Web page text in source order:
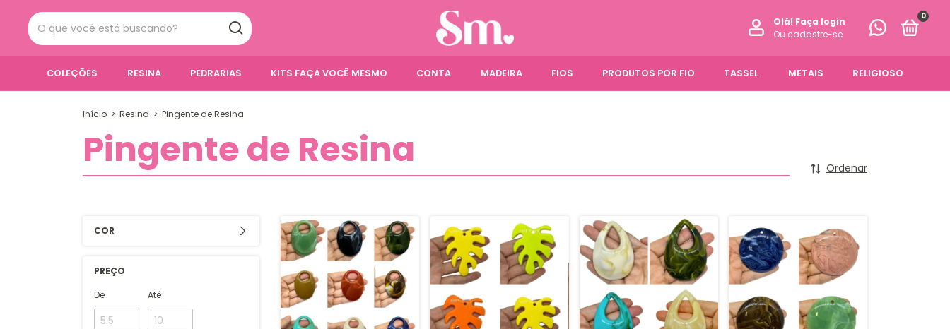
Olá! Faça login
Ou cadastre-se
0
COLEÇÕES RESINA PEDRARIAS KITS FAÇA VOCÊ MESMO CONTA MADEIRA FIOS PRODUTOS POR FIO TASSEL METAIS RELIGIOSO
Início > Resina > Pingente de Resina
Pingente de Resina Ordenar
COR
PREÇO
De
Até